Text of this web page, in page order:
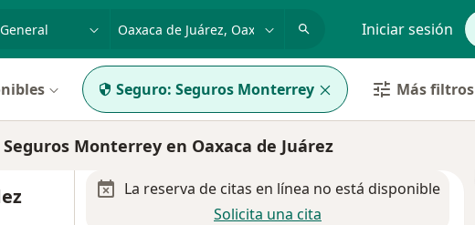
p. ej. Guadalajara Iniciar sesión
Seguro: Seguros Monterrey Más filtros
Monterrey en Oaxaca de Juárez
La reserva de citas en línea no está disponible
Solicita una cita